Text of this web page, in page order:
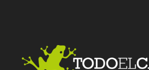
Facebook